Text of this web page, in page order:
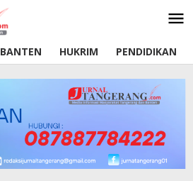
BANTEN HUKRIM PENDIDIKAN